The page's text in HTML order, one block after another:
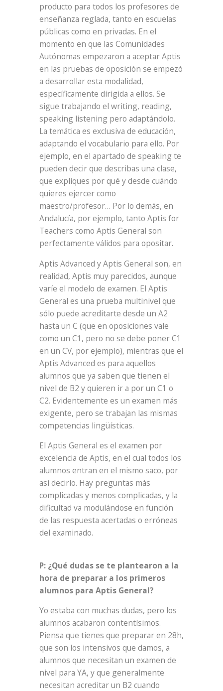
producto para todos los profesores de
enseñanza reglada, tanto en escuelas
públicas como en privadas. En el
momento en que las Comunidades
Autónomas empezaron a aceptar Aptis
en las pruebas de oposición se empezó
a desarrollar esta modalidad,
específicamente dirigida a ellos. Se
sigue trabajando el writing, reading,
speaking listening pero adaptándolo.
La temática es exclusiva de educación,
adaptando el vocabulario para ello. Por
ejemplo, en el apartado de speaking te
pueden decir que describas una clase,
que expliques por qué y desde cuándo
quieres ejercer como
maestro/profesor… Por lo demás, en
Andalucía, por ejemplo, tanto Aptis for
Teachers como Aptis General son
perfectamente válidos para opositar.
Aptis Advanced y Aptis General son, en
realidad, Aptis muy parecidos, aunque
varíe el modelo de examen. El Aptis
General es una prueba multinivel que
sólo puede acreditarte desde un A2
hasta un C (que en oposiciones vale
como un C1, pero no se debe poner C1
en un CV, por ejemplo), mientras que el
Aptis Advanced es para aquellos
alumnos que ya saben que tienen el
nivel de B2 y quieren ir a por un C1 o
C2. Evidentemente es un examen más
exigente, pero se trabajan las mismas
competencias lingüísticas.
El Aptis General es el examen por
excelencia de Aptis, en el cual todos los
alumnos entran en el mismo saco, por
así decirlo. Hay preguntas más
complicadas y menos complicadas, y la
dificultad va modulándose en función
de las respuesta acertadas o erróneas
del examinado.
P: ¿Qué dudas se te plantearon a la
hora de preparar a los primeros
alumnos para Aptis General?
Yo estaba con muchas dudas, pero los
alumnos acabaron contentísimos.
Piensa que tienes que preparar en 28h,
que son los intensivos que damos, a
alumnos que necesitan un examen de
nivel para YA, y que generalmente
necesitan acreditar un B2 cuando